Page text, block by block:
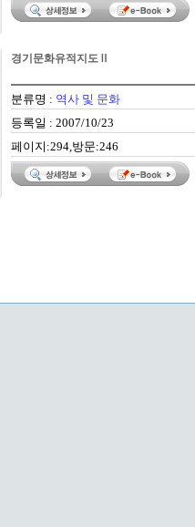
경기문화유적지도Ⅱ
분류명 : 역사 및 문화
등록일 : 2007/10/23
페이지:294,방문:246